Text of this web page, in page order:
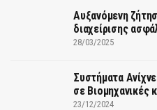
Αυξανόμενη
διαχείρισης
28/03/2025
Συστήματα
σε Βιομηχανικές
23/12/2024